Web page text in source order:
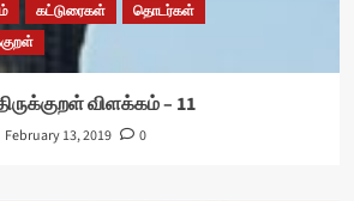
கட்டுரைகள்
தொடர்கள்
விளக்கம் – 11
February 13, 2019 0